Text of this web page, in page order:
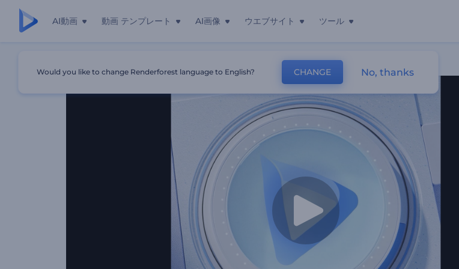
AI動画 動画 テンプレート AI画像 ウエブサイト ツール
Would you like to change Renderforest language to English? CHANGE No, thanks